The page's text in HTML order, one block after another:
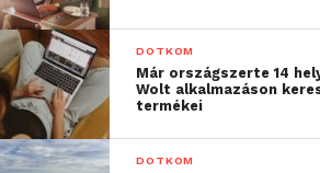
DOTKOM
Már országszerte 14
Wolt alkalmazáson
termékei
DOTKOM